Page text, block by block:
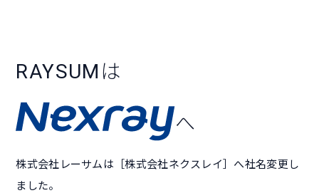
RAYSUM は
へ
株式会社レーサムは［株式会社ネクスレイ］へ社名変更し
ました。